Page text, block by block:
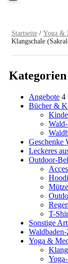
Startseite / Yoga &
Klangschale
Kategorien
Angebote 4
Bücher &
Geschenke
Leckeres
Outdoor-
T-
Sonstige
Yoga &